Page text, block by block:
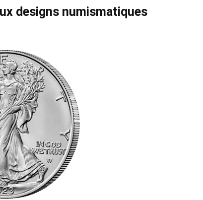
designs numismatiques